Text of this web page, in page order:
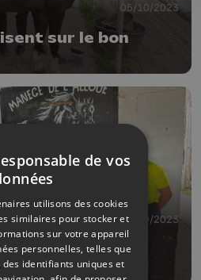
05/10/2023
sur le bon
21/09/2023
sur le bon
de vos
utilisons des cookies
similaires pour stocker et
sur votre appareil
personnelles, telles que
des identifiants uniques et